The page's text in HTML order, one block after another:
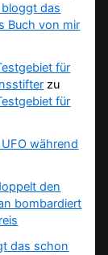
das
Buch von mir
für
zu
für
während
den
bombardiert
das schon